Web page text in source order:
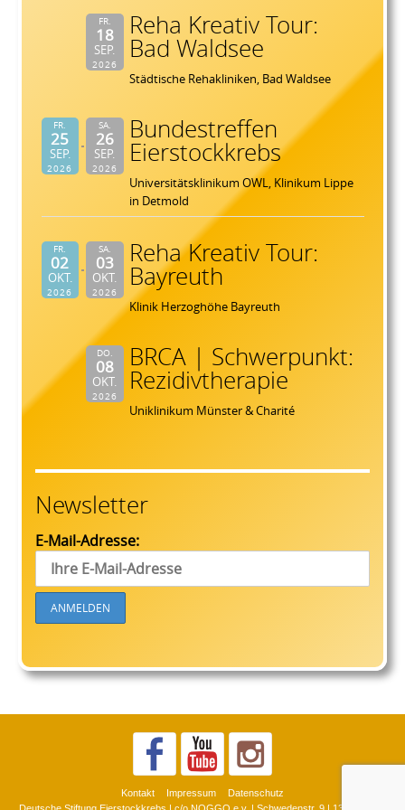
FR.
18
SEP.
2026
Reha Kreativ Tour:
Bad Waldsee
Städtische Rehakliniken, Bad Waldsee
FR.
25
SEP.
2026
SA.
26
SEP.
2026
Bundestreffen
Eierstockkrebs
Universitätsklinikum OWL, Klinikum Lippe
in Detmold
FR.
02
OKT.
2026
SA.
03
OKT.
2026
Reha Kreativ Tour:
Bayreuth
Klinik Herzoghöhe Bayreuth
DO.
08
OKT.
2026
BRCA | Schwerpunkt:
Rezidivtherapie
Uniklinikum Münster & Charité
Newsletter
E-Mail-Adresse:
Kontakt Impressum
Datenschutz